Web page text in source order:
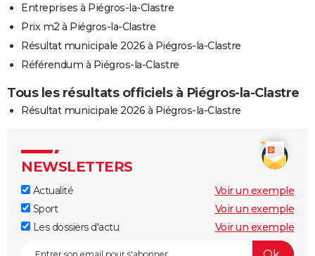
Entreprises à Piégros-la-Clastre
Prix m2 à Piégros-la-Clastre
Résultat municipale 2026 à Piégros-la-Clastre
Référendum à Piégros-la-Clastre
Tous les résultats officiels à Piégros-la-Clastre
Résultat municipale 2026 à Piégros-la-Clastre
NEWSLETTERS
Actualité
Voir un exemple
Sport
Voir un exemple
Les dossiers d'actu
Voir un exemple